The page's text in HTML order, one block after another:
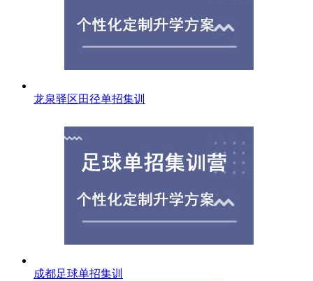
龙泉驿区田径单招集训
成都足球单招集训